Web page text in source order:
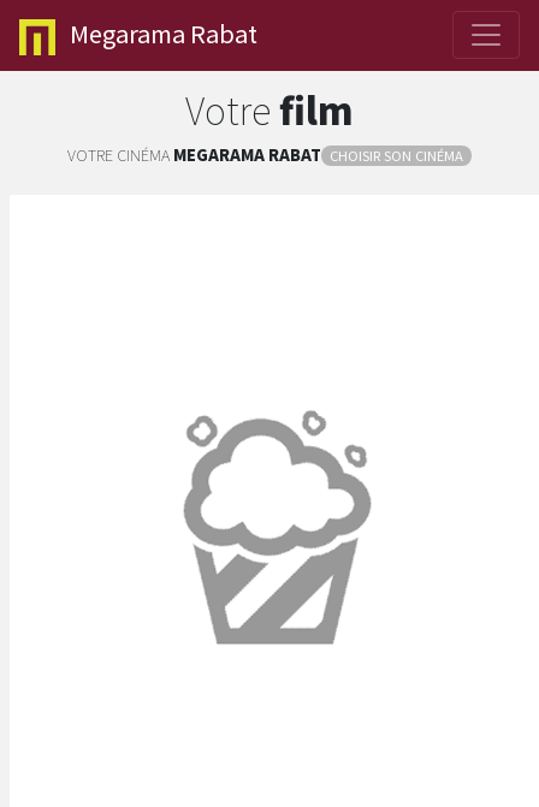
Megarama Rabat
Votrefilm
VOTRE CINÉMA MEGARAMA RABAT CHOISIR SON CINÉMA